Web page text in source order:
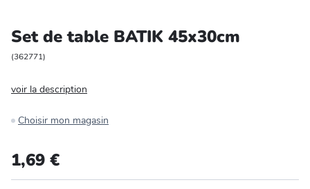
Bricolage et auto
Set de table BATIK 45x30cm
(362771)
voir la description
Choisir mon magasin
1,69 €